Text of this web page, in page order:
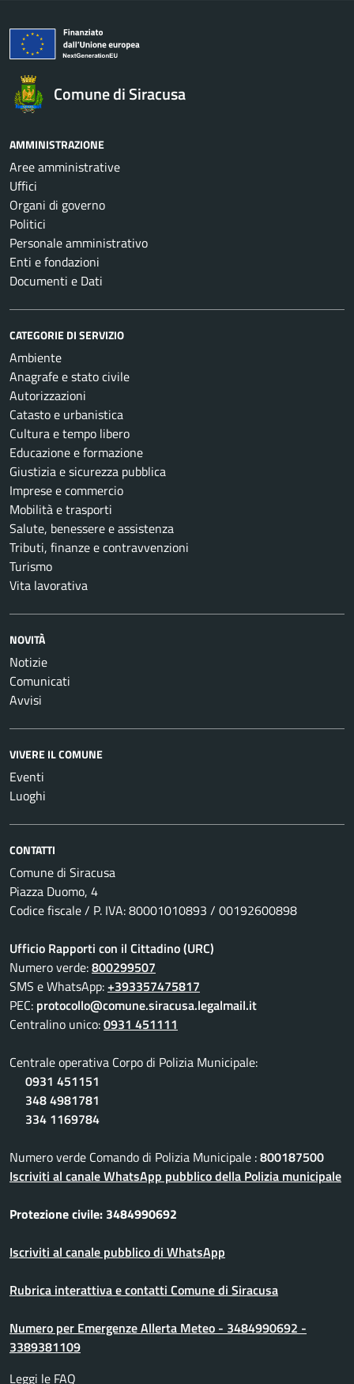
Comune di Siracusa
AMMINISTRAZIONE
Aree amministrative
Uffici
Organi di governo
Politici
Personale amministrativo
Enti e fondazioni
Documenti e Dati
CATEGORIE DI SERVIZIO
Ambiente
Anagrafe e stato civile
Autorizzazioni
Catasto e urbanistica
Cultura e tempo libero
Educazione e formazione
Giustizia e sicurezza pubblica
Imprese e commercio
Mobilità e trasporti
Salute, benessere e assistenza
Tributi, finanze e contravvenzioni
Turismo
Vita lavorativa
NOVITÀ
Notizie
Comunicati
Avvisi
VIVERE IL COMUNE
Eventi
Luoghi
CONTATTI
Comune di Siracusa
Piazza Duomo, 4
Codice fiscale / P. IVA: 80001010893 / 00192600898
Ufficio Rapporti con il Cittadino (URC)
Numero verde:800299507
SMS e WhatsApp:+393357475817
PEC: protocollo@comune.siracusa.legalmail.it
Centralino unico:0931 451111
Centrale operativa Corpo di Polizia Municipale:
0931 451151
348 4981781
334 1169784
Numero verde Comando di Polizia Municipale :800187500
Iscriviti al canale WhatsApp pubblico della Polizia municipale
Protezione civile: 3484990692
Iscriviti al canale pubblico di WhatsApp
Rubrica interattiva e contatti Comune di Siracusa
Numero per Emergenze Allerta Meteo - 3484990692 -
3389381109
Leggi le FAQ